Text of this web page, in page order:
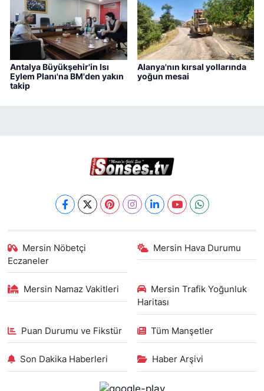
Antalya Büyükşehir'in Isı
Eylem Planı'na BM'den yakın
takip
Alanya'nın kırsal yollarında
yoğun mesai
Mersin Nöbetçi
Eczaneler
Mersin Hava Durumu
Mersin Namaz Vakitleri
Mersin Trafik Yoğunluk
Haritası
Puan Durumu ve Fikstür Tüm Manşetler
Son Dakika Haberleri Haber Arşivi